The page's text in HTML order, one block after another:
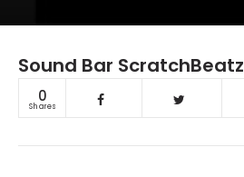
Sound Bar ScratchBeatz
0
Shares